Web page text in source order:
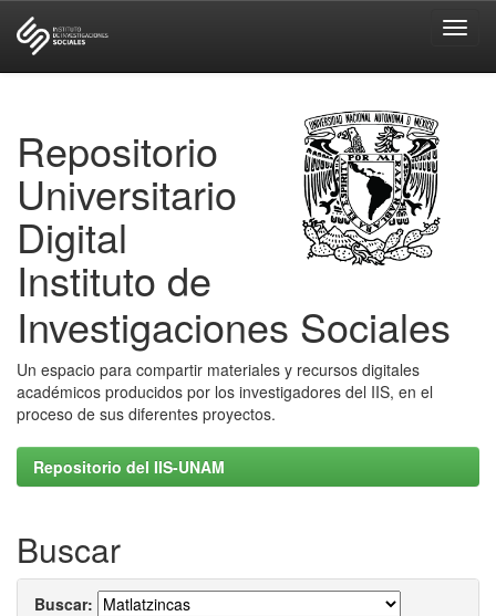
Repositorio
Universitario
Digital
Instituto de
Investigaciones Sociales
Un espacio para compartir materiales y recursos digitales
académicos producidos por los investigadores del IIS, en el
proceso de sus diferentes proyectos.
Repositorio del IIS-UNAM
Buscar
Buscar: